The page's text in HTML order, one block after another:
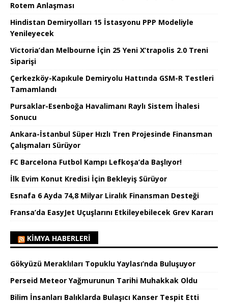
Rotem Anlaşması
Hindistan Demiryolları 15 İstasyonu PPP Modeliyle
Yenileyecek
Victoria’dan Melbourne İçin 25 Yeni X’trapolis 2.0 Treni
Siparişi
Çerkezköy-Kapıkule Demiryolu Hattında GSM-R Testleri
Tamamlandı
Pursaklar-Esenboğa Havalimanı Raylı Sistem İhalesi
Sonucu
Ankara-İstanbul Süper Hızlı Tren Projesinde Finansman
Çalışmaları Sürüyor
FC Barcelona Futbol Kampı Lefkoşa’da Başlıyor!
İlk Evim Konut Kredisi İçin Bekleyiş Sürüyor
Esnafa 6 Ayda 74,8 Milyar Liralık Finansman Desteği
Fransa’da EasyJet Uçuşlarını Etkileyebilecek Grev Kararı
KIMYA HABERLERI
Gökyüzü Meraklıları Topuklu Yaylası’nda Buluşuyor
Perseid Meteor Yağmurunun Tarihi Muhakkak Oldu
Bilim İnsanları Balıklarda Bulaşıcı Kanser Tespit Etti